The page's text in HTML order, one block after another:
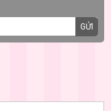
GỬI